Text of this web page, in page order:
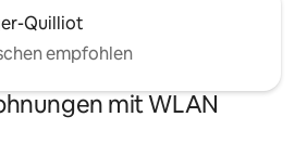
Quilliot
empfohlen
mit WLAN